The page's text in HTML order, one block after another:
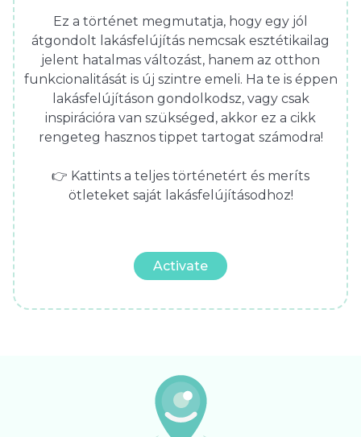
Ez a történet megmutatja, hogy egy jól
átgondolt lakásfelújítás nemcsak esztétikailag
jelent hatalmas változást, hanem az otthon
funkcionalitását is új szintre emeli. Ha te is éppen
lakásfelújításon gondolkodsz, vagy csak
inspirációra van szükséged, akkor ez a cikk
rengeteg hasznos tippet tartogat számodra!
👉 Kattints a teljes történetért és meríts
ötleteket saját lakásfelújításodhoz!
Activate